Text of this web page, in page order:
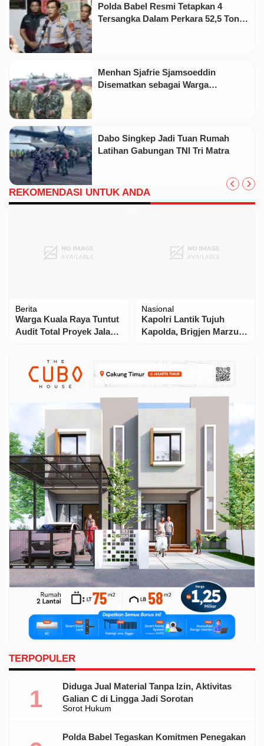
Polda Babel Resmi Tetapkan 4
Tersangka Dalam Perkara 52,5 Ton
Menhan Sjafrie Sjamsoeddin
Disematkan sebagai Warga
Dabo Singkep Jadi Tuan Rumah
Latihan Gabungan TNI Tri Matra
REKOMENDASI UNTUK ANDA
Berita
​Warga Kuala Raya Tuntut
Audit Total Proyek Jalan
Nasional
Kapolri Lantik Tujuh
Kapolda, Brigjen Marzuki
TERPOPULER
Sorot Hukum
Diduga Jual Material Tanpa Izin, Aktivitas
Galian C di Lingga Jadi Sorotan
Polda Babel Tegaskan Komitmen Penegakan